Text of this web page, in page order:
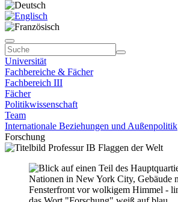
Universität
Fachbereiche & Fächer
Fachbereich III
Fächer
Politikwissenschaft
Team
Internationale Beziehungen und Außenpolitik
Forschung